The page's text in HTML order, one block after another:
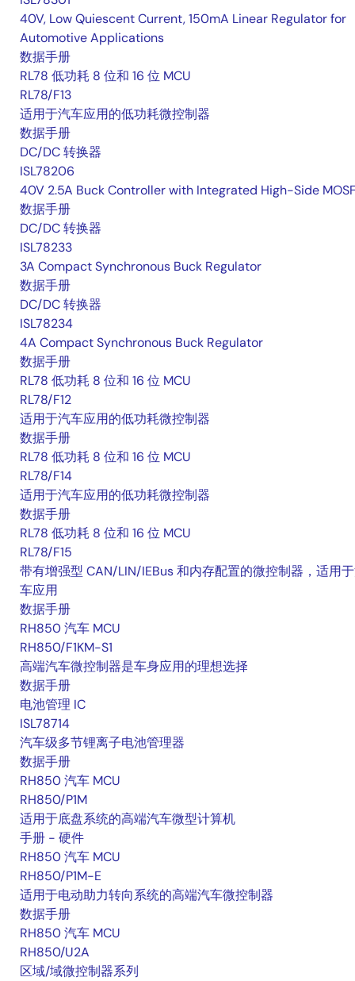
40V, Low Quiescent Current, 150mA Linear Regulator for
Automotive Applications
数据手册
RL78 低功耗 8 位和 16 位 MCU
RL78/F13
适用于汽车应用的低功耗微控制器
数据手册
DC/DC 转换器
ISL78206
40V 2.5A Buck Controller with Integrated High-Side
数据手册
DC/DC 转换器
ISL78233
3A Compact Synchronous Buck Regulator
数据手册
DC/DC 转换器
ISL78234
4A Compact Synchronous Buck Regulator
数据手册
RL78 低功耗 8 位和 16 位 MCU
RL78/F12
适用于汽车应用的低功耗微控制器
数据手册
RL78 低功耗 8 位和 16 位 MCU
RL78/F14
适用于汽车应用的低功耗微控制器
数据手册
RL78 低功耗 8 位和 16 位 MCU
RL78/F15
带有增强型 CAN/LIN/IEBus 和内存配置的微控制器，适用
车应用
数据手册
RH850 汽车 MCU
RH850/F1KM-S1
高端汽车微控制器是车身应用的理想选择
数据手册
电池管理 IC
ISL78714
汽车级多节锂离子电池管理器
数据手册
RH850 汽车 MCU
RH850/P1M
适用于底盘系统的高端汽车微型计算机
手册 - 硬件
RH850 汽车 MCU
RH850/P1M-E
适用于电动助力转向系统的高端汽车微控制器
数据手册
RH850 汽车 MCU
RH850/U2A
区域/域微控制器系列